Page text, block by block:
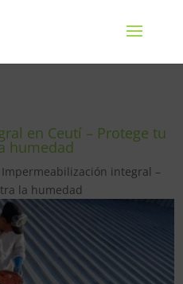
en Ceutí – Protege tu
humedad
Impermeabilización integral –
la humedad